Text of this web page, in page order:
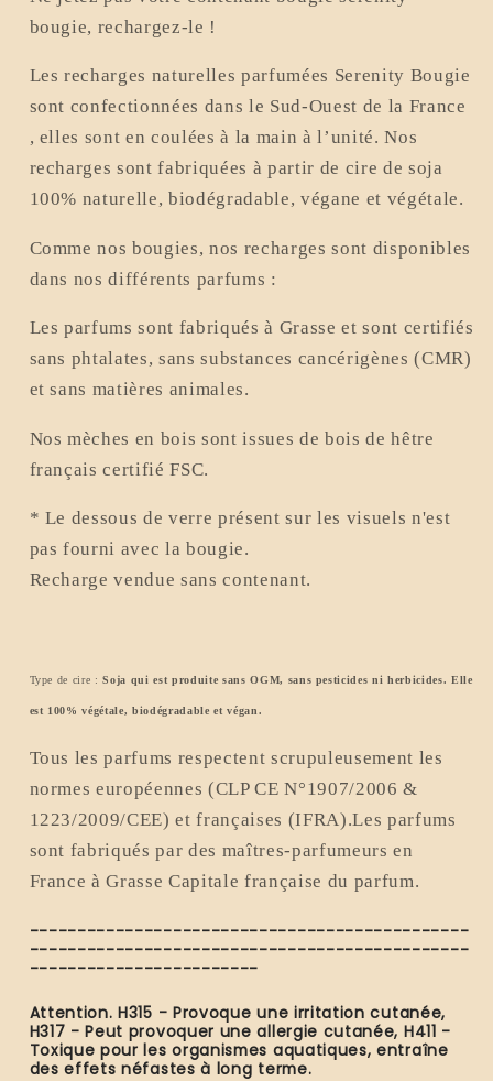
bougie, rechargez-le !
Les recharges naturelles parfumées Serenity Bougie
sont confectionnées dans le Sud-Ouest de la France
, elles sont en coulées à la main à l’unité. Nos
recharges sont fabriquées à partir de cire de soja
100% naturelle, biodégradable, végane et végétale.
Comme nos bougies, nos recharges sont disponibles
dans nos différents parfums :
Les parfums sont fabriqués à Grasse et sont certifiés
sans phtalates, sans substances cancérigènes (CMR)
et sans matières animales.
Nos mèches en bois sont issues de bois de hêtre
français certifié FSC.
* Le dessous de verre présent sur les visuels n'est
pas fourni avec la bougie.
Recharge vendue sans contenant.
Type de cire :Soja qui est produite sans OGM, sans pesticides ni herbicides. Elle
est 100% végétale, biodégradable et végan.
Tous les parfums respectent scrupuleusement les
normes européennes (CLP CE N°1907/2006 &
1223/2009/CEE) et françaises (IFRA).Les parfums
sont fabriqués par des maîtres-parfumeurs en
France à Grasse Capitale française du parfum.
----------------------------------------------
----------------------------------------------
------------------------
Attention. H315 - Provoque une irritation cutanée,
H317 - Peut provoquer une allergie cutanée, H411 -
Toxique pour les organismes aquatiques, entraîne
des effets néfastes à long terme.